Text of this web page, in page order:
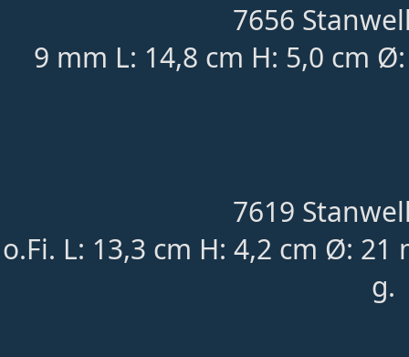
7656
9 mm L: 14,8 cm H: 5,0 cm
7619
o.Fi. L: 13,3 cm H: 4,2 cm Ø: 21
g.